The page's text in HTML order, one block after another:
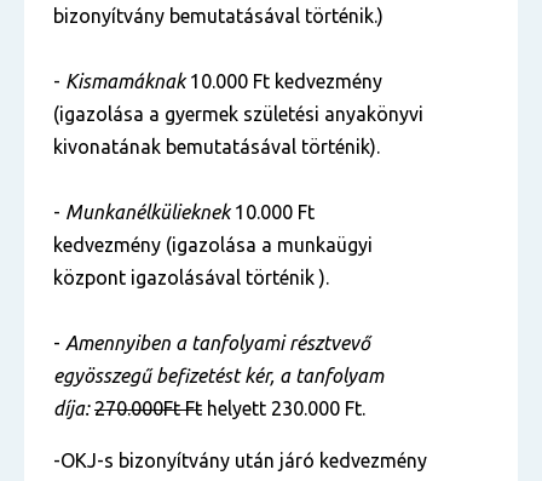
bizonyítvány bemutatásával történik.)
- Kismamáknak10.000 Ft kedvezmény
(igazolása a gyermek születési anyakönyvi
kivonatának bemutatásával történik).
- Munkanélkülieknek10.000 Ft
kedvezmény (igazolása a munkaügyi
központ igazolásával történik ).
- Amennyiben a tanfolyami résztvevő
egyösszegű befizetést kér, a tanfolyam
díja: 270.000Ft Ft helyett 230.000 Ft.
-OKJ-s bizonyítvány után járó kedvezmény